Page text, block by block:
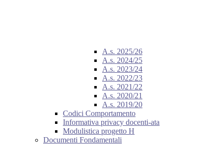
A.s. 2025/26
A.s. 2024/25
A.s. 2023/24
A.s. 2022/23
A.s. 2021/22
A.s. 2020/21
A.s. 2019/20
Codici Comportamento
Informativa privacy docenti-ata
Modulistica progetto H
Documenti Fondamentali